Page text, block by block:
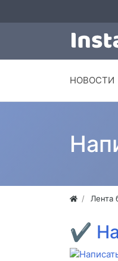
НОВОСТИ
Лента
✔